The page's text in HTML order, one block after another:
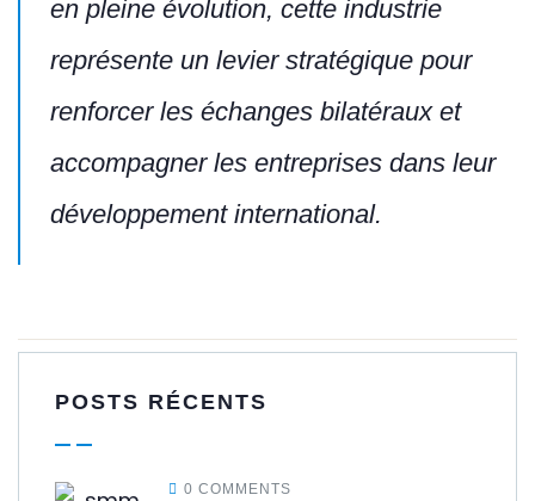
en pleine évolution, cette industrie
représente un levier stratégique pour
renforcer les échanges bilatéraux et
accompagner les entreprises dans leur
développement international.
POSTS RÉCENTS
0 COMMENTS